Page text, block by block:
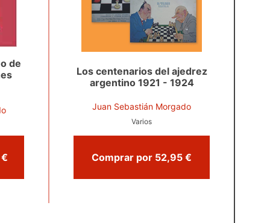
de
Comprar por 49,90 €
Los centenarios del ajedrez
argentino 1921 - 1924
Juan Sebastián Morgado
Varios
Comprar por 52,95 €